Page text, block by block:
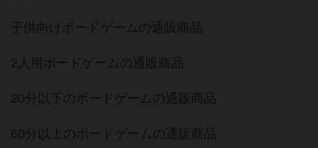
子供向けボードゲームの通販商品
2人用ボードゲームの通販商品
20分以下のボードゲームの通販商品
60分以上のボードゲームの通販商品